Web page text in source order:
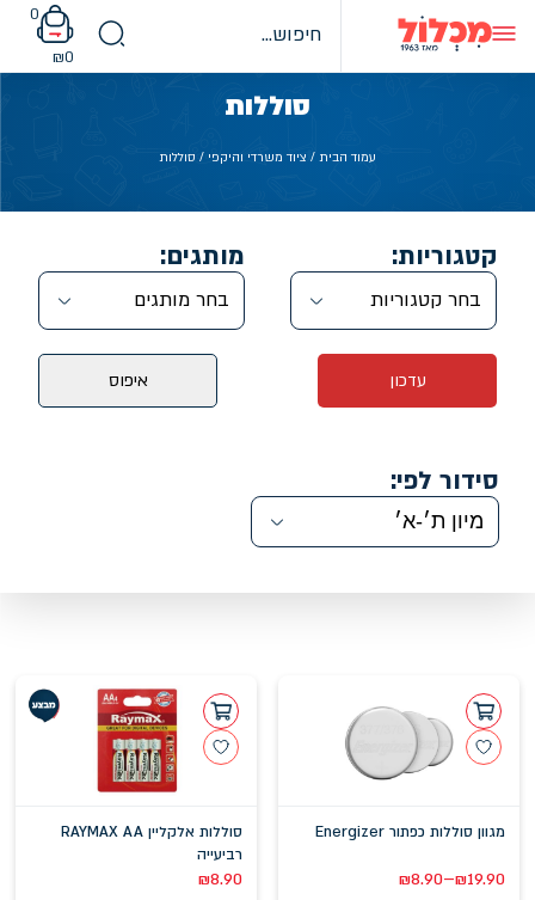
content
0
₪0
סוללות
עמוד הבית / ציוד משרדי והיקפי / סוללות
קטגוריות:
בחר קטגוריות
מותגים:
בחר מותגים
עדכון איפוס
סידור לפי:
מגוון סוללות כפתור Energizer
₪8.90–₪19.90
סוללות אלקליין RAYMAX AA
רביעייה
₪8.90